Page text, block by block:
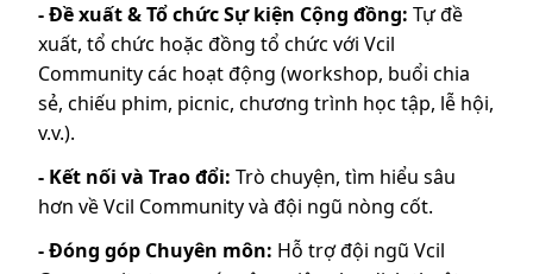
- Đề xuất & Tổ chức Sự kiện Cộng đồng: Tự đề
xuất, tổ chức hoặc đồng tổ chức với Vcil
Community các hoạt động (workshop, buổi chia
sẻ, chiếu phim, picnic, chương trình học tập, lễ hội,
v.v.).
- Kết nối và Trao đổi: Trò chuyện, tìm hiểu sâu
hơn về Vcil Community và đội ngũ nòng cốt.
- Đóng góp Chuyên môn: Hỗ trợ đội ngũ Vcil